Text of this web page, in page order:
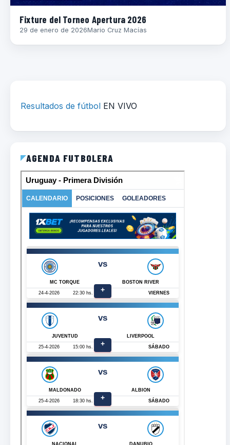
Fixture del Torneo Apertura 2026
29 de enero de 2026Mario Cruz Macías
Resultados de fútbol EN VIVO
AGENDA FUTBOLERA